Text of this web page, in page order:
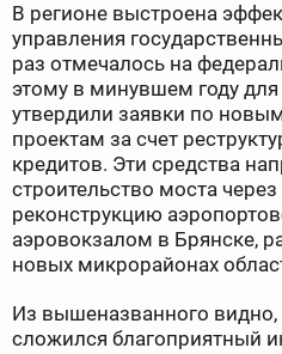
В регионе выстроена
управления
раз отмечалось на
этому в минувшем году
утвердили заявки по
проектам за счет
кредитов. Эти средства
строительство моста
реконструкцию
аэровокзалом в Брянске,
новых микрорайонах
Из вышеназванного видно,
сложился благоприятный